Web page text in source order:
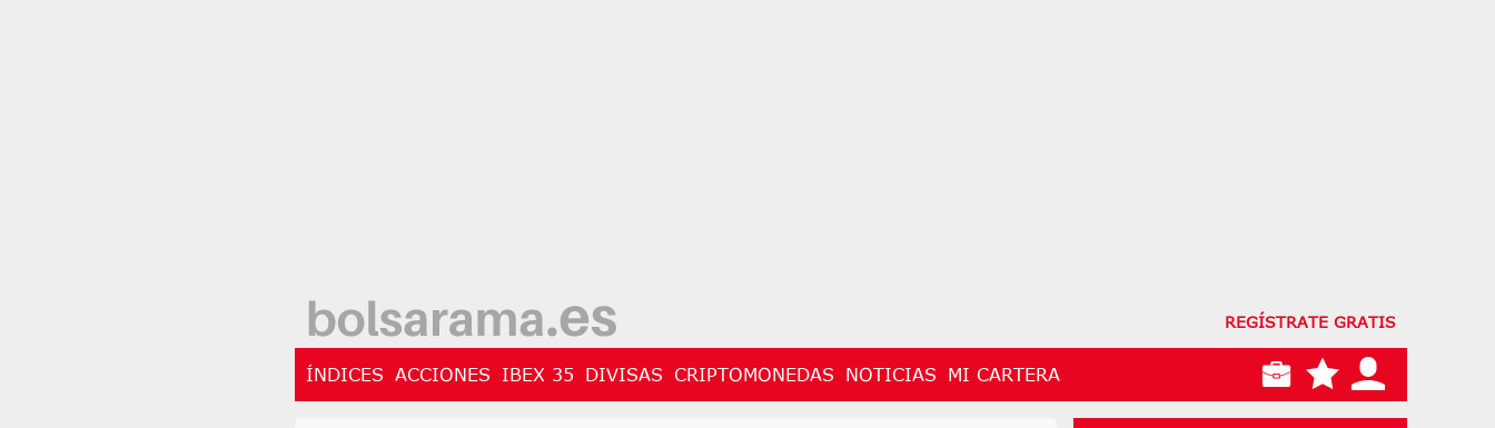
REGÍSTRATE GRATIS
ÍNDICES ACCIONES IBEX 35 DIVISAS CRIPTOMONEDAS NOTICIAS MI CARTERA